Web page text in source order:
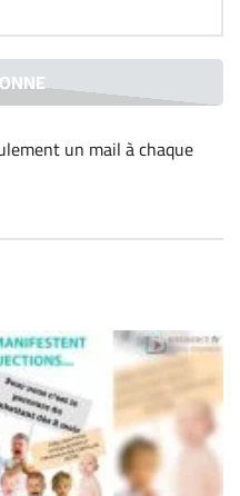
un mail à chaque